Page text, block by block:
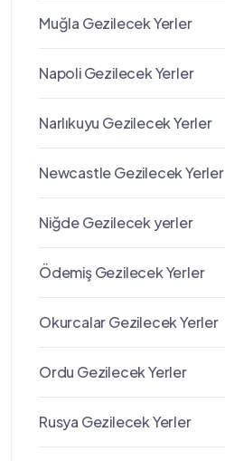
Muğla Gezilecek Yerler
Napoli Gezilecek Yerler
Narlıkuyu Gezilecek Yerler
Newcastle Gezilecek Yerler
Niğde Gezilecek yerler
Ödemiş Gezilecek Yerler
Okurcalar Gezilecek Yerler
Ordu Gezilecek Yerler
Rusya Gezilecek Yerler